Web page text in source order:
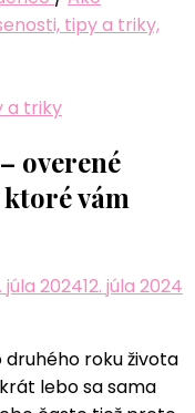
tipy a triky,
a triky
overené
vám
júla 202412. júla 2024
roku života
lebo sa sama